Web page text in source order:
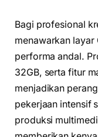
Bagi profesional
menawarkan layar
performa andal.
32GB, serta fitur
menjadikan
pekerjaan intensif
produksi